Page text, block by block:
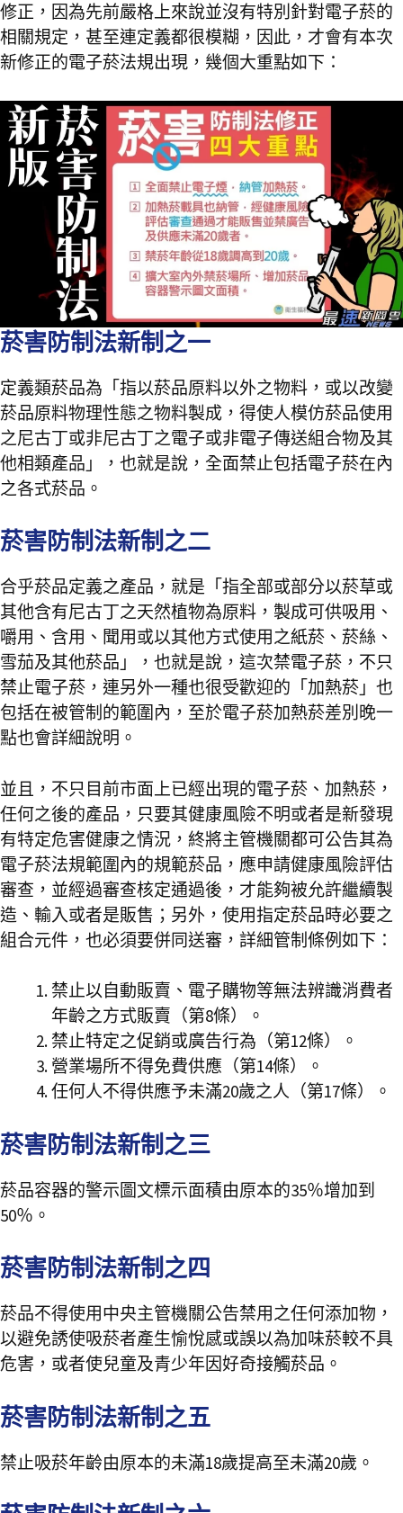
修正，因為先前嚴格上來說並沒有特別針對電子菸的
相關規定，甚至連定義都很模糊，因此，才會有本次
新修正的電子菸法規出現，幾個大重點如下：
菸害防制法新制之一
定義類菸品為「指以菸品原料以外之物料，或以改變
菸品原料物理性態之物料製成，得使人模仿菸品使用
之尼古丁或非尼古丁之電子或非電子傳送組合物及其
他相類產品」，也就是說，全面禁止包括電子菸在內
之各式菸品。
菸害防制法新制之二
合乎菸品定義之產品，就是「指全部或部分以菸草或
其他含有尼古丁之天然植物為原料，製成可供吸用、
嚼用、含用、聞用或以其他方式使用之紙菸、菸絲、
雪茄及其他菸品」，也就是說，這次禁電子菸，不只
禁止電子菸，連另外一種也很受歡迎的「加熱菸」也
包括在被管制的範圍內，至於電子菸加熱菸差別晚一
點也會詳細說明。
並且，不只目前市面上已經出現的電子菸、加熱菸，
任何之後的產品，只要其健康風險不明或者是新發現
有特定危害健康之情況，終將主管機關都可公告其為
電子菸法規範圍內的規範菸品，應申請健康風險評估
審查，並經過審查核定通過後，才能夠被允許繼續製
造、輸入或者是販售；另外，使用指定菸品時必要之
組合元件，也必須要併同送審，詳細管制條例如下：
禁止以自動販賣、電子購物等無法辨識消費者
年齡之方式販賣（第8條）。
禁止特定之促銷或廣告行為（第12條）。
營業場所不得免費供應（第14條）。
任何人不得供應予未滿20歲之人（第17條）。
菸害防制法新制之三
菸品容器的警示圖文標示面積由原本的35％增加到
50％。
菸害防制法新制之四
菸品不得使用中央主管機關公告禁用之任何添加物，
以避免誘使吸菸者產生愉悅感或誤以為加味菸較不具
危害，或者使兒童及青少年因好奇接觸菸品。
菸害防制法新制之五
禁止吸菸年齡由原本的未滿18歲提高至未滿20歲。